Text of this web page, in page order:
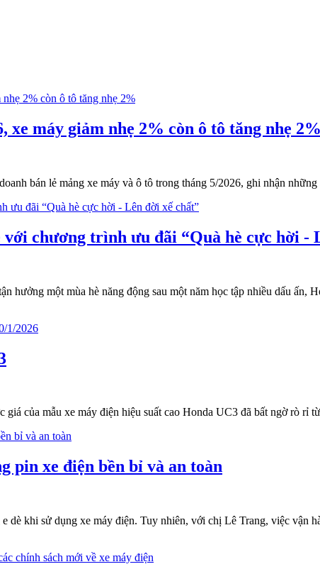
xe máy giảm nhẹ 2% còn ô tô tăng nhẹ 2%
bán lẻ mảng xe máy và ô tô trong tháng 5/2026, ghi nhận
chương trình ưu đãi “Quà hè cực hời -
hưởng một mùa hè năng động sau một năm học tập nhiều dấu
của mẫu xe máy điện hiệu suất cao Honda UC3 đã bất ngờ rò
pin xe điện bền bỉ và an toàn
dè khi sử dụng xe máy điện. Tuy nhiên, với chị Lê Trang, việc vận